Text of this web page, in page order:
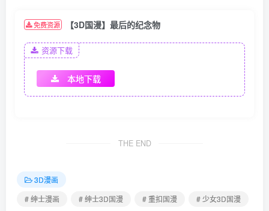
免费资源 【3D国漫】最后的纪念物
资源下载
本地下载
THE END
3D漫画
# 绅士漫画
# 绅士3D国漫 # 重扣国漫 # 少女3D国漫